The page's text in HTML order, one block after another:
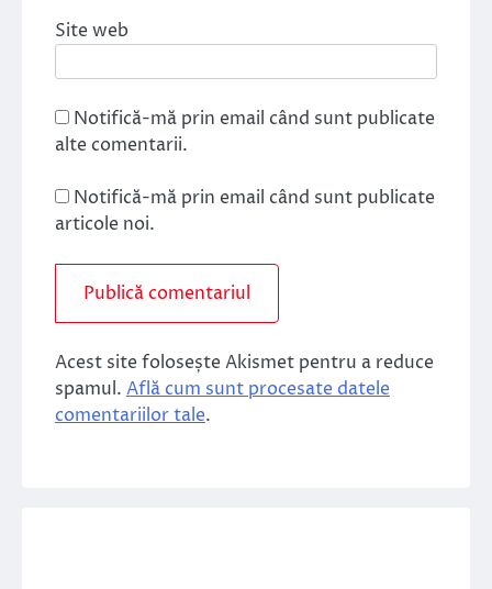
Site web
Notifică-mă prin email când sunt publicate
alte comentarii.
Notifică-mă prin email când sunt publicate
articole noi.
Acest site folosește Akismet pentru a reduce
spamul. Află cum sunt procesate datele
comentariilor tale.